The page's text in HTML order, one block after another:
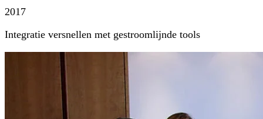
2017
Integratie versnellen met gestroomlijnde tools